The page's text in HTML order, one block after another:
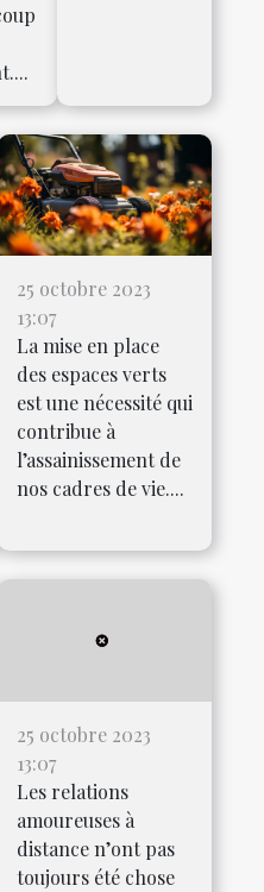
25 octobre 2023
13:07
La mise en place
des espaces verts
est une nécessité qui
contribue à
l’assainissement de
nos cadres de vie....
25 octobre 2023
13:07
Les relations
amoureuses à
distance n’ont pas
toujours été chose